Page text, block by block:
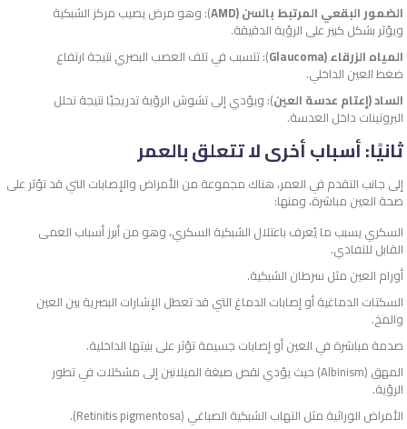
الضمور البقعي المرتبط بالسن (AMD
): وهو مرض يصيب مركز الشبكية
ويؤثر بشكل كبير على الرؤية الدقيقة.
المياه الزرقاء (Glaucoma
): تتسبب في تلف العصب البصري نتيجة ارتفاع
ضغط العين الداخلي.
الساد (إعتام عدسة العين): ويؤدي إلى تشوش الرؤية تدريجيًا نتيجة تحلل
البروتينات داخل العدسة.
ثانيًا: أسباب أخرى لا تتعلق بالعمر
إلى جانب التقدم في العمر، هناك مجموعة من الأمراض والإصابات التي قد تؤثر على
صحة العين مباشرة، ومنها:
السكري يسبب ما يُعرف باعتلال الشبكية السكري، وهو من أبرز أسباب العمى
القابل للتفادي.
أورام العين مثل سرطان الشبكية.
السكتات الدماغية أو إصابات الدماغ التي قد تعطل الإشارات البصرية بين العين
والمخ.
صدمة مباشرة في العين أو إصابات جسيمة تؤثر على بنيتها الداخلية.
المهق (Albinism) حيث يؤدي نقص صبغة الميلانين إلى مشكلات في تطور
الرؤية.
الأمراض الوراثية مثل التهاب الشبكية الصباغي (Retinitis pigmentosa).